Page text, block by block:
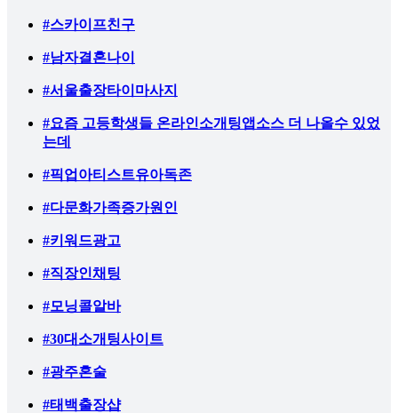
#스카이프친구
#남자결혼나이
#서울출장타이마사지
#요즘 고등학생들 온라인소개팅앱소스 더 나올수 있었
는데
#픽업아티스트유아독존
#다문화가족증가원인
#키워드광고
#직장인채팅
#모닝콜알바
#30대소개팅사이트
#광주혼술
#태백출장샵